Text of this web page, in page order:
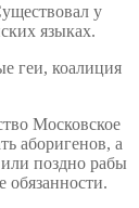
у
языках.
геи, коалиция
Московское
аборигенов, а
поздно рабы
обязанности.